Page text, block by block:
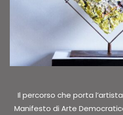
Il percorso che porta
Manifesto di Arte